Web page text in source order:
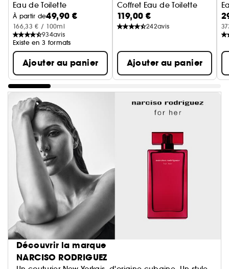
Eau de Toilette
À partir de49,90 €
166,33 € / 100ml
934avis
Existe en 3 formats
Ajouter au panier
Coffret Eau de Toilette
119,00 €
242avis
Ajouter au panier
Découvrir la marque
NARCISO RODRIGUEZ